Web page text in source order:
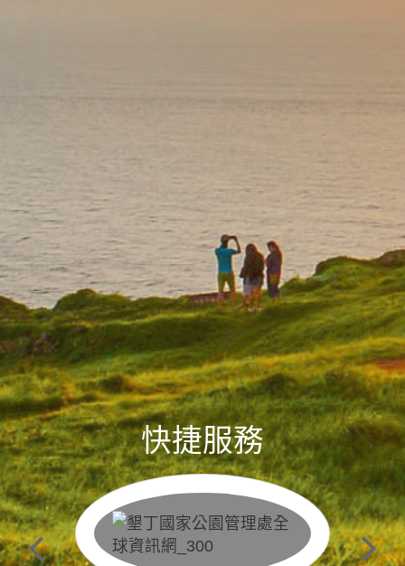
快捷服務